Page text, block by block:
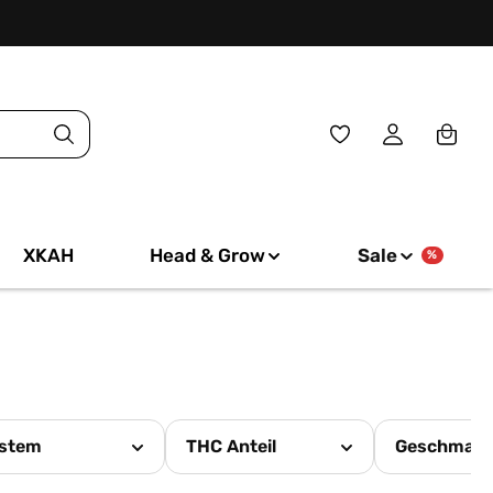
Du hast 0
XKAH Head & Grow Sale %
THC Anteil Geschmack